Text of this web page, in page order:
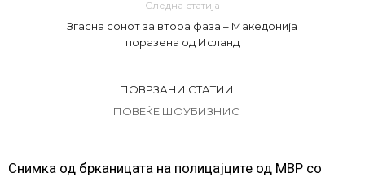
Следна статија
Згасна сонот за втора фаза – Македонија
поразена од Исланд
ПОВРЗАНИ СТАТИИ
ПОВЕЌЕ ШОУБИЗНИС
Снимка од брканицата на полицајците од МВР со